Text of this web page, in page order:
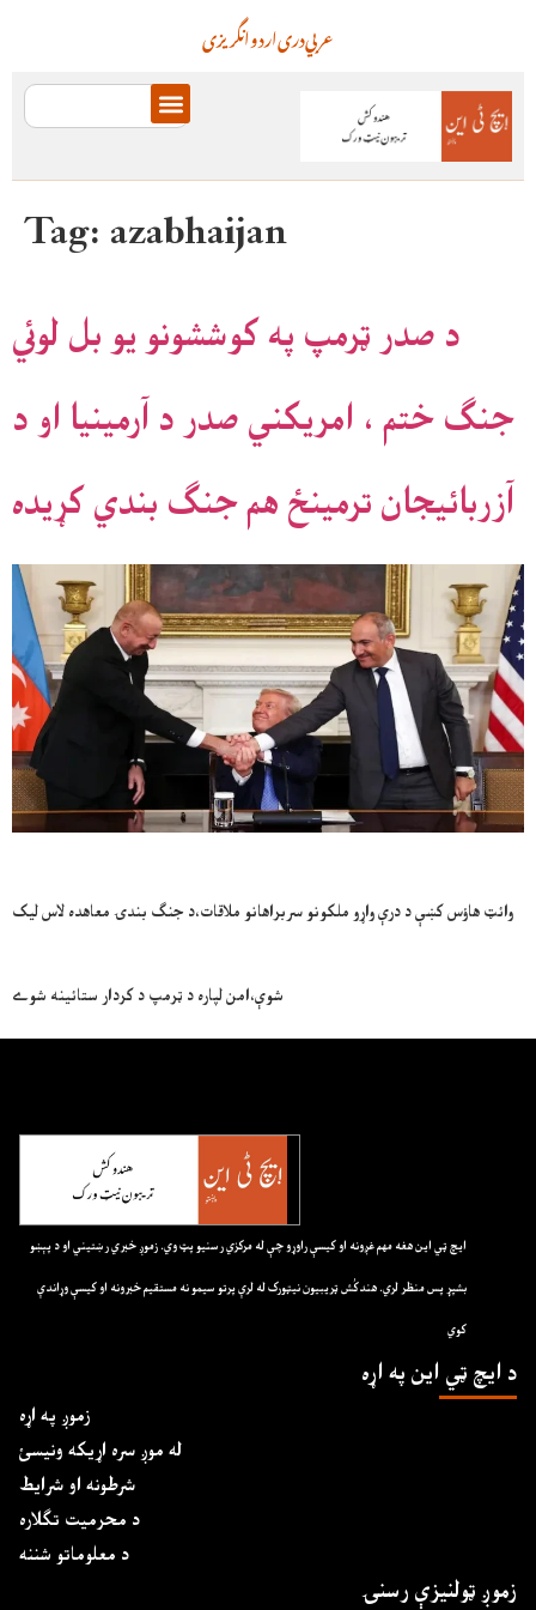
انگریزیاردودریعربي
Tag:azabhaijan
د صدر ټرمپ په کوششونو يو بل لوئي
جنګ ختم ، امريکني صدر د آرمينيا او د
آزربائيجان ترمينځ هم جنګ بندي کړيده
وائټ هاؤس کښې د درې واړو ملکونو سربراهانو ملاقات،د جنګ بندۍ معاهده لاس ليک
شوې،امن لپاره د ټرمپ د کردار ستائينه شوے
ايچ ټي اين هغه مهم غږونه او کيسې راوړو چې له مرکزي رسنيو پټ وي. زموږ خبري رښتيني او د پېښو
بشپړ پس منظر لري. هندکُش ټريبيون نيټورک له لرې پرتو سيمو نه مستقيم خبرونه او کيسې وړاندې
کوي
د ايچ ټي اين په اړه
زموږ په اړه
له موږ سره اړیکه ونیسئ
شرطونه او شرایط
د محرمیت تګلاره
د معلوماتو شننه
زموږ ټولنیزې رسنۍ